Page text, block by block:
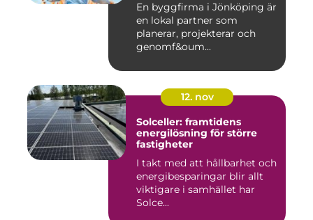
En byggfirma i Jönköping är
en lokal partner som
planerar, projekterar och
genomf&oum...
12. nov
Solceller: framtidens
energilösning för större
fastigheter
I takt med att hållbarhet och
energibesparingar blir allt
viktigare i samhället har
Solce...